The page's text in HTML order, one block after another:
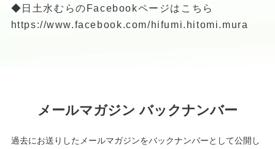
◆日土水むらのFacebookページはこちら
https://www.facebook.com/hifumi.hitomi.mura
メールマガジン バックナンバー
過去にお送りしたメールマガジンをバックナンバーとして公開し